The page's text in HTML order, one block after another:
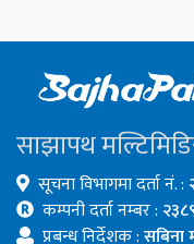
साझापथ
सूचना विभागमा दर्ता नं. :
कम्पनी दर्ता नम्बर :
प्रबन्ध निर्देशक :सबिना